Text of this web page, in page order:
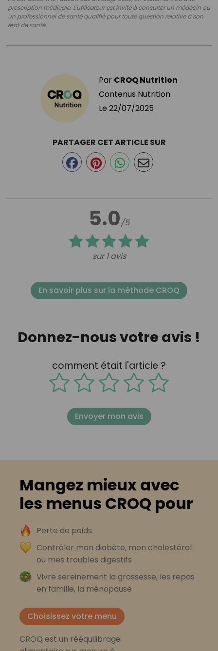
prescription médicale. L'utilisateur est invité à consulter un médecin ou
un professionnel de santé qualifié pour toute question relative à son
état de santé.
Par CROQ Nutrition
Contenus Nutrition
Le 22/07/2025
5.0/5
sur 1 avis
PARTAGER CET ARTICLE SUR
En savoir plus sur la méthode CROQ
Donnez-nous votre avis !
comment était l'article ?
Envoyer mon avis
Mangez mieux avec
les menus CROQ pour
Perte de poids
Contrôler mon diabète, mon cholestérol
ou mes troubles digestifs
Vivre sereinement la grossesse, les repas
en famille, la ménopause
Choisissez votre menu
CROQ est un rééquilibrage